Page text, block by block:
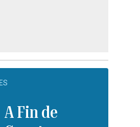
A Fin de